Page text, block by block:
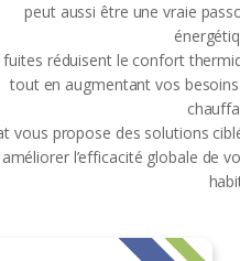
peut aussi être une vraie
fuites réduisent le confort
tout en augmentant vos
vous propose des solutions
l’efficacité globale de